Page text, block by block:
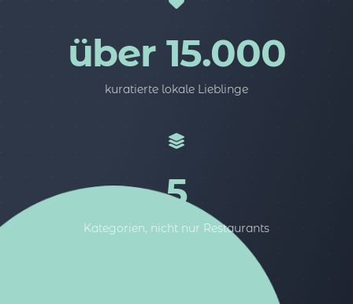
über 15.000
kuratierte lokale Lieblinge
5
Kategorien, nicht nur Restaurants